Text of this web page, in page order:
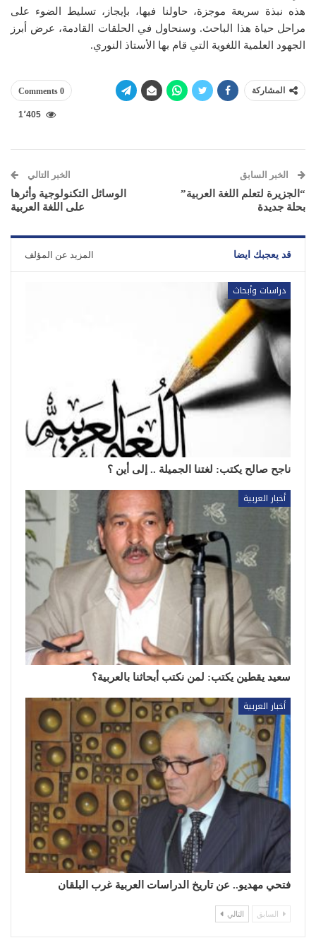
هذه نبذة سريعة موجزة، حاولنا فيها، بإيجاز، تسليط الضوء على
مراحل حياة هذا الباحث. وسنحاول في الحلقات القادمة، عرض أبرز
الجهود العلمية اللغوية التي قام بها الأستاذ النوري.
المشاركة 0 Comments
1٬405
الخبر السابق
“الجزيرة لتعلم اللغة العربية”
بحلة جديدة
الخبر التالي
الوسائل التكنولوجية وأثرها
على اللغة العربية
قد يعجبك ايضا المزيد عن المؤلف
دراسات وأبحاث
ناجح صالح يكتب: لغتنا الجميلة .. إلى أين ؟
أخبار العربية
سعيد يقطين يكتب: لمن نكتب أبحاثنا بالعربية؟
أخبار العربية
فتحي مهديو.. عن تاريخ الدراسات العربية غرب البلقان
السابق التالي